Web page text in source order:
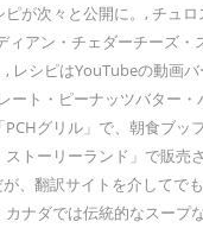
が次々と公開に。, チュ
アン・チェダーチーズ
シピはYouTubeの動画
ート・ピーナッツバタ
グリル」で、朝食ブ
トーリーランド」で販
、翻訳サイトを介して
ナダでは伝統的なスー